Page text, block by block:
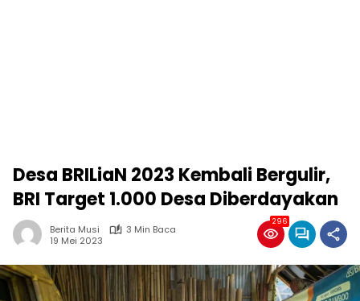
Desa BRILiaN 2023 Kembali Bergulir,
BRI Target 1.000 Desa Diberdayakan
Berita Musi
3 Min Baca
19 Mei 2023
296